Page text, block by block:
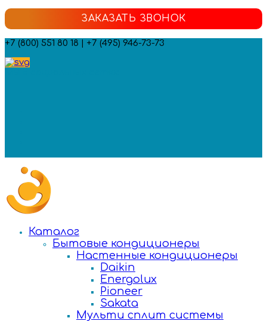
ЗАКАЗАТЬ ЗВОНОК
+7 (800) 551 80 18 | +7 (495) 946-73-73
Каталог
Бытовые кондиционеры
Настенные кондиционеры
Daikin
Energolux
Pioneer
Sakata
Мульти сплит системы